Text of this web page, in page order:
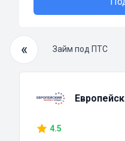
«
займ Займ под ПТС
4.5